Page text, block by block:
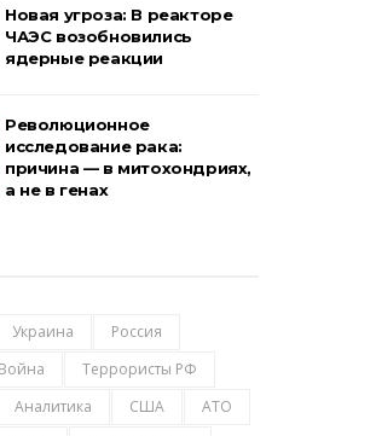
Новая угроза: В реакторе
ЧАЭС возобновились
ядерные реакции
Революционное
исследование рака:
причина — в митохондриях,
а не в генах
Украина
Россия
Война
Террористы РФ
Аналитика США
АТО